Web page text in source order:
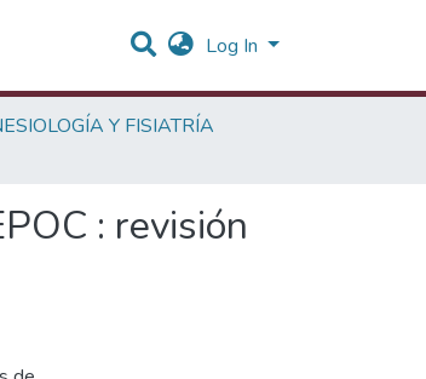
Log In
Y FISIATRÍA
: revisión